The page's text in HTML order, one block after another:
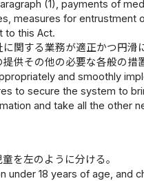
(1), payments of
measures for entrustment
to this Act.
関する業務が適正かつ円
供その他の必要な各般の措
and smoothly
to secure the system to
and take all the other
を左のように分ける。
18 years of age, and